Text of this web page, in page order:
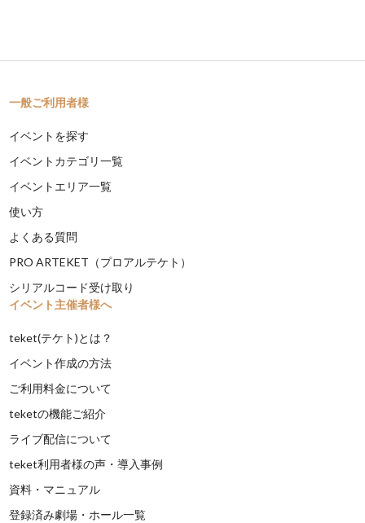
一般ご利用者様
イベントを探す
イベントカテゴリ一覧
イベントエリア一覧
使い方
よくある質問
PRO ARTEKET（プロアルテケト）
シリアルコード受け取り
イベント主催者様へ
teket(テケト)とは？
イベント作成の方法
ご利用料金について
teketの機能ご紹介
ライブ配信について
teket利用者様の声・導入事例
資料・マニュアル
登録済み劇場・ホール一覧